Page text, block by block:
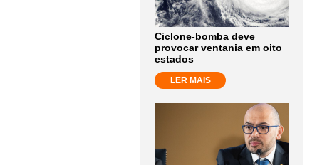
Ciclone-bomba deve
provocar ventania em oito
estados
LER MAIS